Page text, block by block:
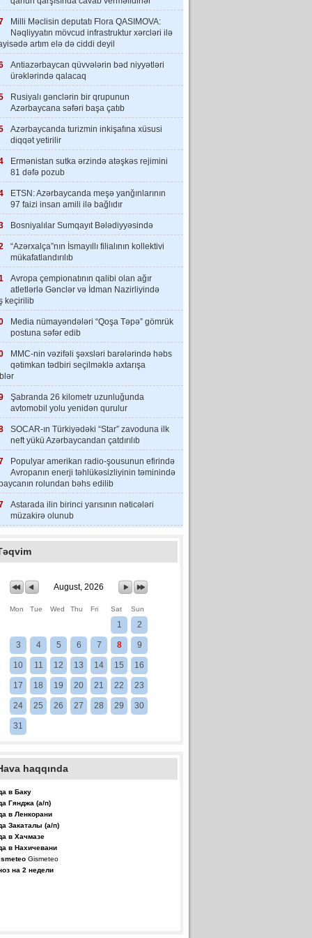
Milli Məclisin deputatı Flora QASIMOVA:
Nəqliyyatın mövcud infrastruktur xərcləri ilə
artım elə də ciddi deyil
Antiazərbaycan qüvvələrin bəd niyyətləri
ürəklərində qalacaq
Rusiyalı gənclərin bir qrupunun
Azərbaycana səfəri başa çatıb
Azərbaycanda turizmin inkişafına xüsusi
diqqət yetirilir
Ermənistan sutka ərzində atəşkəs rejimini
81 dəfə pozub
ETSN: Azərbaycanda meşə yanğınlarının
97 faizi insan amili ilə bağlıdır
Bosniyalılar Sumqayıt Bələdiyyəsində
“Azərxalça”nın İsmayıllı filialının kollektivi
mükafatlandırılıb
Avropa çempionatının qalibi olan ağır
atletlərlə Gənclər və İdman Nazirliyində
keçirilib
Media nümayəndələri “Qoşa Təpə” gömrük
postuna səfər edib
MMC-nin vəzifəli şəxsləri barələrində həbs
qətimkan tədbiri seçilməklə axtarışa
Şabranda 26 kilometr uzunluğunda
avtomobil yolu yenidən qurulur
SOCAR-ın Türkiyədəki “Star” zavoduna ilk
neft yükü Azərbaycandan çatdırılıb
Populyar amerikan radio-şousunun efirində
Avropanın enerji təhlükəsizliyinin təminində
rolundan bəhs edilib
Astarada ilin birinci yarısının nəticələri
müzakirə olunub
August, 2026
Mon Tue Wed Thu Fri Sat Sun
1 2
3 4 5 6 7 8 9
10 11 12 13 14 15 16
17 18 19 20 21 22 23
24 25 26 27 28 29 30
31
haqqında
в Баку
Гянджа (а/п)
в Ленкорани
Закаталы (а/п)
в Хачмазе
в Нахичевани
Gismeteo
на 2 недели